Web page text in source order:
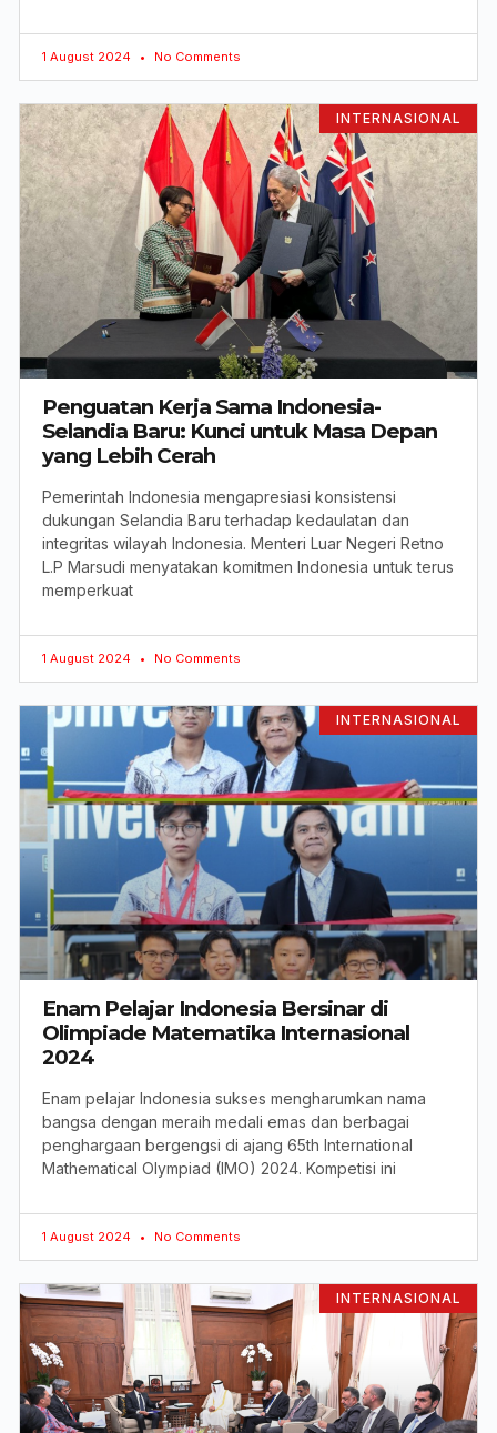
1 August 2024 No Comments
INTERNASIONAL
Penguatan Kerja Sama Indonesia-
Selandia Baru: Kunci untuk Masa Depan
yang Lebih Cerah
Pemerintah Indonesia mengapresiasi konsistensi
dukungan Selandia Baru terhadap kedaulatan dan
integritas wilayah Indonesia. Menteri Luar Negeri Retno
L.P Marsudi menyatakan komitmen Indonesia untuk terus
memperkuat
1 August 2024 No Comments
INTERNASIONAL
Enam Pelajar Indonesia Bersinar di
Olimpiade Matematika Internasional
2024
Enam pelajar Indonesia sukses mengharumkan nama
bangsa dengan meraih medali emas dan berbagai
penghargaan bergengsi di ajang 65th International
Mathematical Olympiad (IMO) 2024. Kompetisi ini
1 August 2024 No Comments
INTERNASIONAL